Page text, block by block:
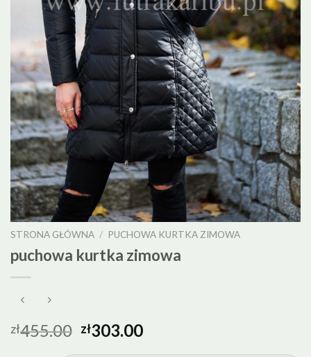
STRONA GŁÓWNA / PUCHOWA KURTKA ZIMOWA
puchowa kurtka zimowa
zł455.00 zł303.00